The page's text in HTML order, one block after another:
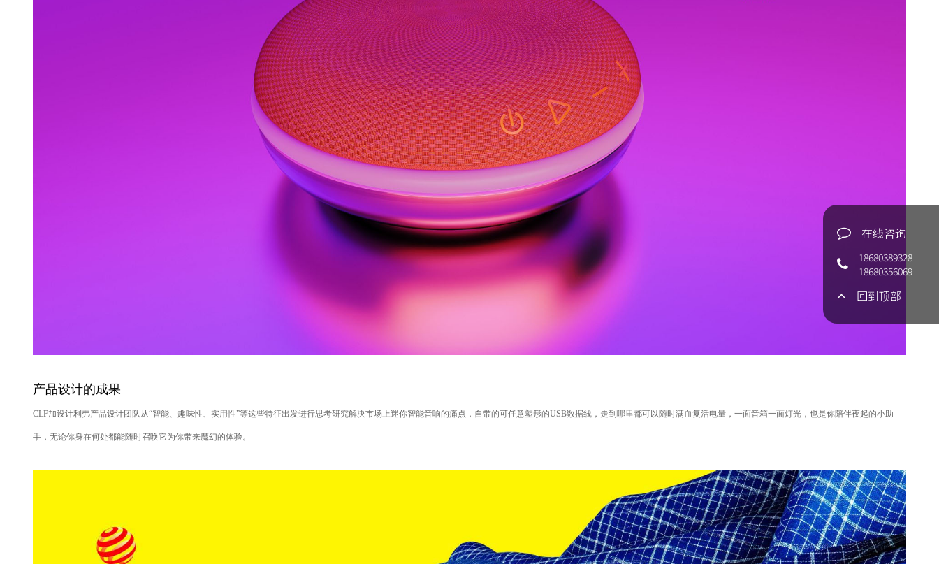
产品设计的成果
CLF加设计利弗产品设计团队从“智能、趣味性、实用性”等这些特征出发进行思考研究解决市场上迷你智能音响的痛点，自带的可任意塑形的USB数据线，走到哪里都可以随时满血复活电量，一面音箱一面灯光，也是你陪伴夜起的小助
手，无论你身在何处都能随时召唤它为你带来魔幻的体验。
在线咨询
18680389328
18680356069
回到顶部